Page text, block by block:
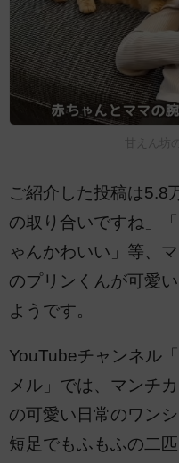
甘えん坊
ご紹介した投稿は5.8
の取り合いですね」
ゃんかわいい」等、
のプリンくんが可愛
ようです。
YouTubeチャンネル
メル」では、マンチ
の可愛い日常のワン
短足でもふもふの二